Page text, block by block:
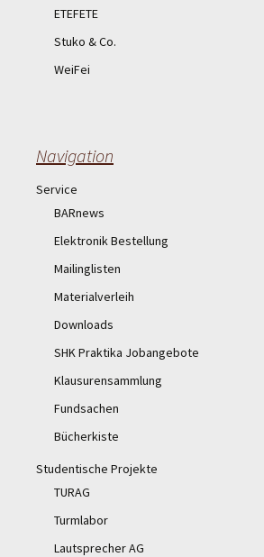
ETEFETE
Stuko & Co.
WeiFei
Navigation
Service
BARnews
Elektronik Bestellung
Mailinglisten
Materialverleih
Downloads
SHK Praktika Jobangebote
Klausurensammlung
Fundsachen
Bücherkiste
Studentische Projekte
TURAG
Turmlabor
Lautsprecher AG